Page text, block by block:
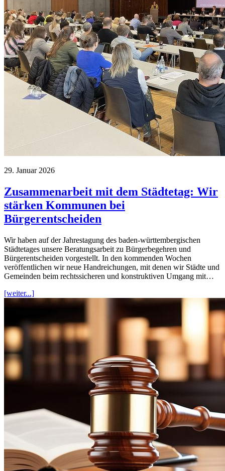
29. Januar 2026
Zusammenarbeit mit dem Städtetag: Wir
stärken Kommunen bei
Bürgerentscheiden
Wir haben auf der Jahrestagung des baden-württembergischen
Städtetages unsere Beratungsarbeit zu Bürgerbegehren und
Bürgerentscheiden vorgestellt. In den kommenden Wochen
veröffentlichen wir neue Handreichungen, mit denen wir Städte und
Gemeinden beim rechtssicheren und konstruktiven Umgang mit…
[weiter...]